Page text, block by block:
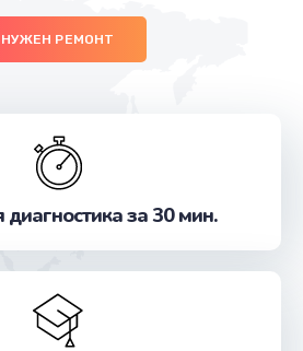
Заказать
Заказать
русского перевода
Заказать
Прошивка
НУЖЕН РЕМОНТ
диагностика за 30 мин.